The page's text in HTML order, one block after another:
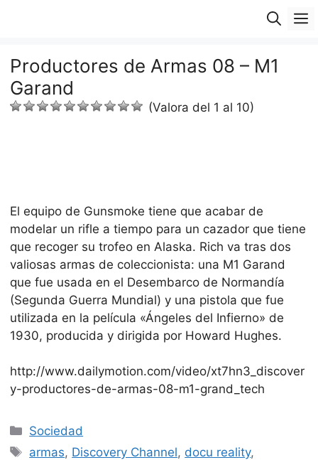
Productores de Armas 08 – M1
Garand
(Valora del 1 al 10)
El equipo de Gunsmoke tiene que acabar de
modelar un rifle a tiempo para un cazador que tiene
que recoger su trofeo en Alaska. Rich va tras dos
valiosas armas de coleccionista: una M1 Garand
que fue usada en el Desembarco de Normandía
(Segunda Guerra Mundial) y una pistola que fue
utilizada en la película «Ángeles del Infierno» de
1930, producida y dirigida por Howard Hughes.
http://www.dailymotion.com/video/xt7hn3_discover
y-productores-de-armas-08-m1-grand_tech
Categorías
Sociedad
Etiquetas
armas, Discovery Channel, docu reality,